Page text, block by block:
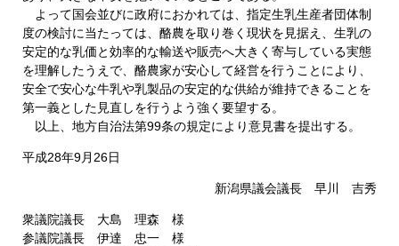
よって国会並びに政府におかれては、指定生乳生産者団体制
度の検討に当たっては、酪農を取り巻く現状を見据え、生乳の
安定的な乳価と効率的な輸送や販売へ大きく寄与している実態
を理解したうえで、酪農家が安心して経営を行うことにより、
安全で安心な牛乳や乳製品の安定的な供給が維持できることを
第一義とした見直しを行うよう強く要望する。
以上、地方自治法第99条の規定により意見書を提出する。
平成28年9月26日
新潟県議会議長 早川 吉秀
衆議院議長 大島 理森 様
参議院議長 伊達 忠一 様